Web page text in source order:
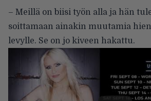
– Meillä on biisi työn alla ja hän
soittamaan ainakin muutamia
levylle. Se on jo kiveen hakattu.